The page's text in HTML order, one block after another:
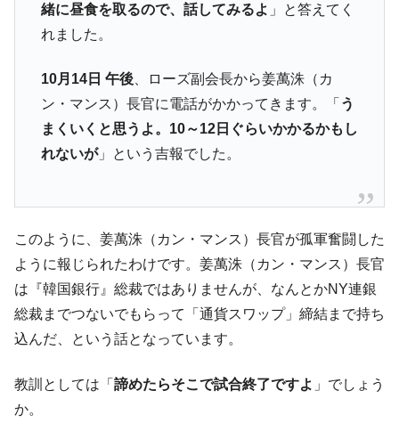
緒に昼食を取るので、話してみるよ 」と答えてく
れました。
10月14日 午後、ローズ副会長から姜萬洙（カ
ン・マンス）長官に電話がかかってきます。「 う
まくいくと思うよ。10～12日ぐらいかかるかもし
れないが」という吉報でした。
このように、姜萬洙（カン・マンス）長官が孤軍奮闘した
ように報じられたわけです。姜萬洙（カン・マンス）長官
は『韓国銀行』総裁ではありませんが、なんとかNY連銀
総裁までつないでもらって「通貨スワップ」締結まで持ち
込んだ、という話となっています。
教訓としては「 諦めたらそこで試合終了ですよ 」でしょう
か。